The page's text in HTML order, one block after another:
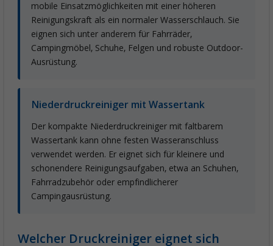
mobile Einsatzmöglichkeiten mit einer höheren
Reinigungskraft als ein normaler Wasserschlauch. Sie
eignen sich unter anderem für Fahrräder,
Campingmöbel, Schuhe, Felgen und robuste Outdoor-
Ausrüstung.
Niederdruckreiniger mit Wassertank
Der kompakte Niederdruckreiniger mit faltbarem
Wassertank kann ohne festen Wasseranschluss
verwendet werden. Er eignet sich für kleinere und
schonendere Reinigungsaufgaben, etwa an Schuhen,
Fahrradzubehör oder empfindlicherer
Campingausrüstung.
Welcher Druckreiniger eignet sich